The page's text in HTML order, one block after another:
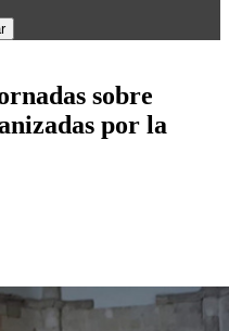
sobre
por la